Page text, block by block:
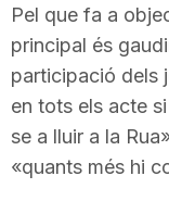
Pel que fa a
principal és
participació dels
en tots els acte
se a lluir a la
«quants més hi